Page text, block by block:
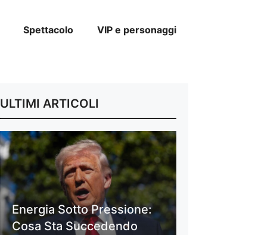
Spettacolo VIP e personaggi
ULTIMI ARTICOLI
Energia Sotto Pressione:
Cosa Sta Succedendo